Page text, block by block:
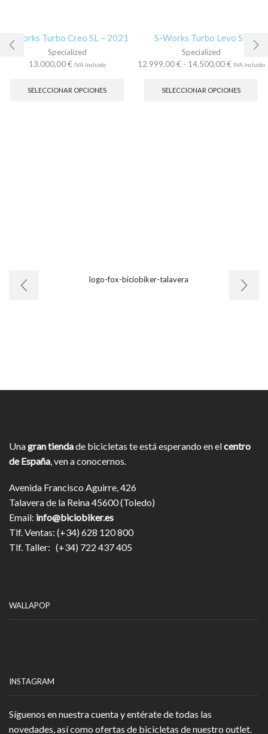
S-Works Turbo Creo SL – 2021
Specialized
13.000,00€ IVA Incluido
SELECCIONAR OPCIONES
S-Works Turbo Levo SL
Specialized
12.999,00€ - 14.500,00€Rango
precios:
IVA Incluido
SELECCIONAR OPCIONES
Unagran tiendade bicicletas te está esperando en elcentro
de España, ven a conocernos.
Avenida Francisco Aguirre, 426
Talavera de la Reina 45600 (Toledo)
Email: info@biciobiker.es
Tlf. Ventas: (+34) 628 120 800
Tlf. Taller: (+34) 722 437 405
WALLAPOP
INSTAGRAM
Síguenos en nuestra cuenta y entérate de todas las
novedades, así como ofertas de bicicletas de nuestro outlet.